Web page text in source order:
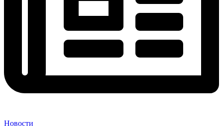
Новости